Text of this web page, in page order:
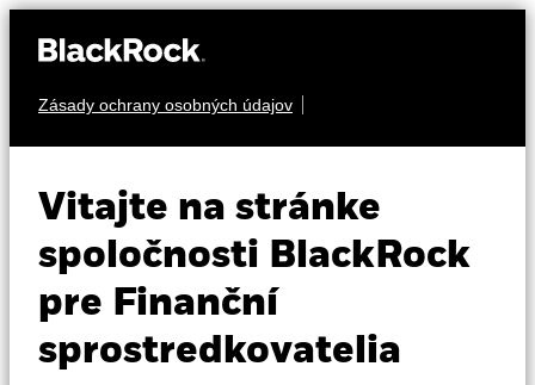
Zásady ochrany osobných údajov
Vitajte na stránke
spoločnosti BlackRock
pre Finanční
sprostredkovatelia
Vzdelávanie
Profesionálni investori
Slovakia
Hľadať informácie o produktoch spoločnosti
BlackRock.